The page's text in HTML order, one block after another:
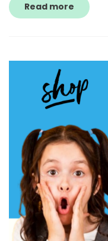
Read more